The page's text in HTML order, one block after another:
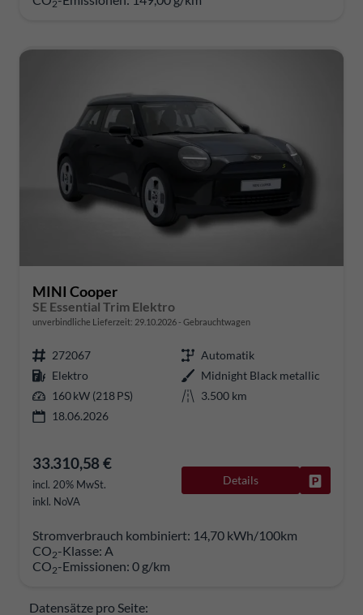
2
MINI Cooper
SE Essential Trim Elektro
unverbindliche Lieferzeit: 29.10.2026 Gebrauchtwagen
272067
Automatik
Elektro
Midnight Black metallic
160 kW (218 PS)
3.500 km
18.06.2026
33.310,58 €
incl. 20% MwSt.
inkl. NoVA
Details
Stromverbrauch kombiniert: 14,70 kWh/100km
CO2-Klasse: A
CO2-Emissionen: 0 g/km
Datensätze pro Seite: